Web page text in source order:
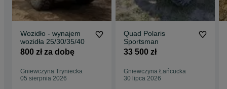
Wozidło - wynajem
wozidła 25/30/35/40
800 zł za dobę
Gniewczyna Tryniecka
05 sierpnia 2026
Quad Polaris
Sportsman
33 500 zł
Gniewczyna Łańcucka
30 lipca 2026